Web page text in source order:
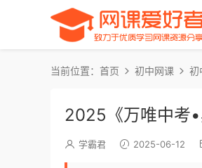
当前位置： 首页 初中网课 初
2025《万唯中考
学霸君 2025-06-12